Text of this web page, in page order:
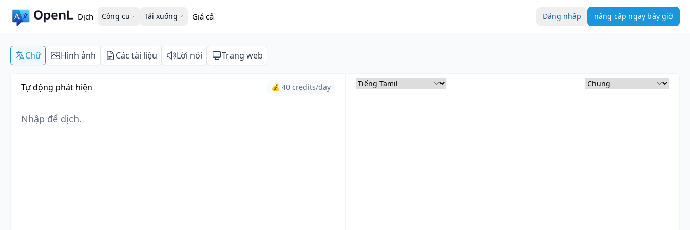
Dịch Công cụ Tải xuống Giá cả Đăng nhập nâng cấp ngay bây giờ
Chữ Hình ảnh Các tài liệu Lời nói Trang web
Tự động phát hiện 💰 40 credits/day